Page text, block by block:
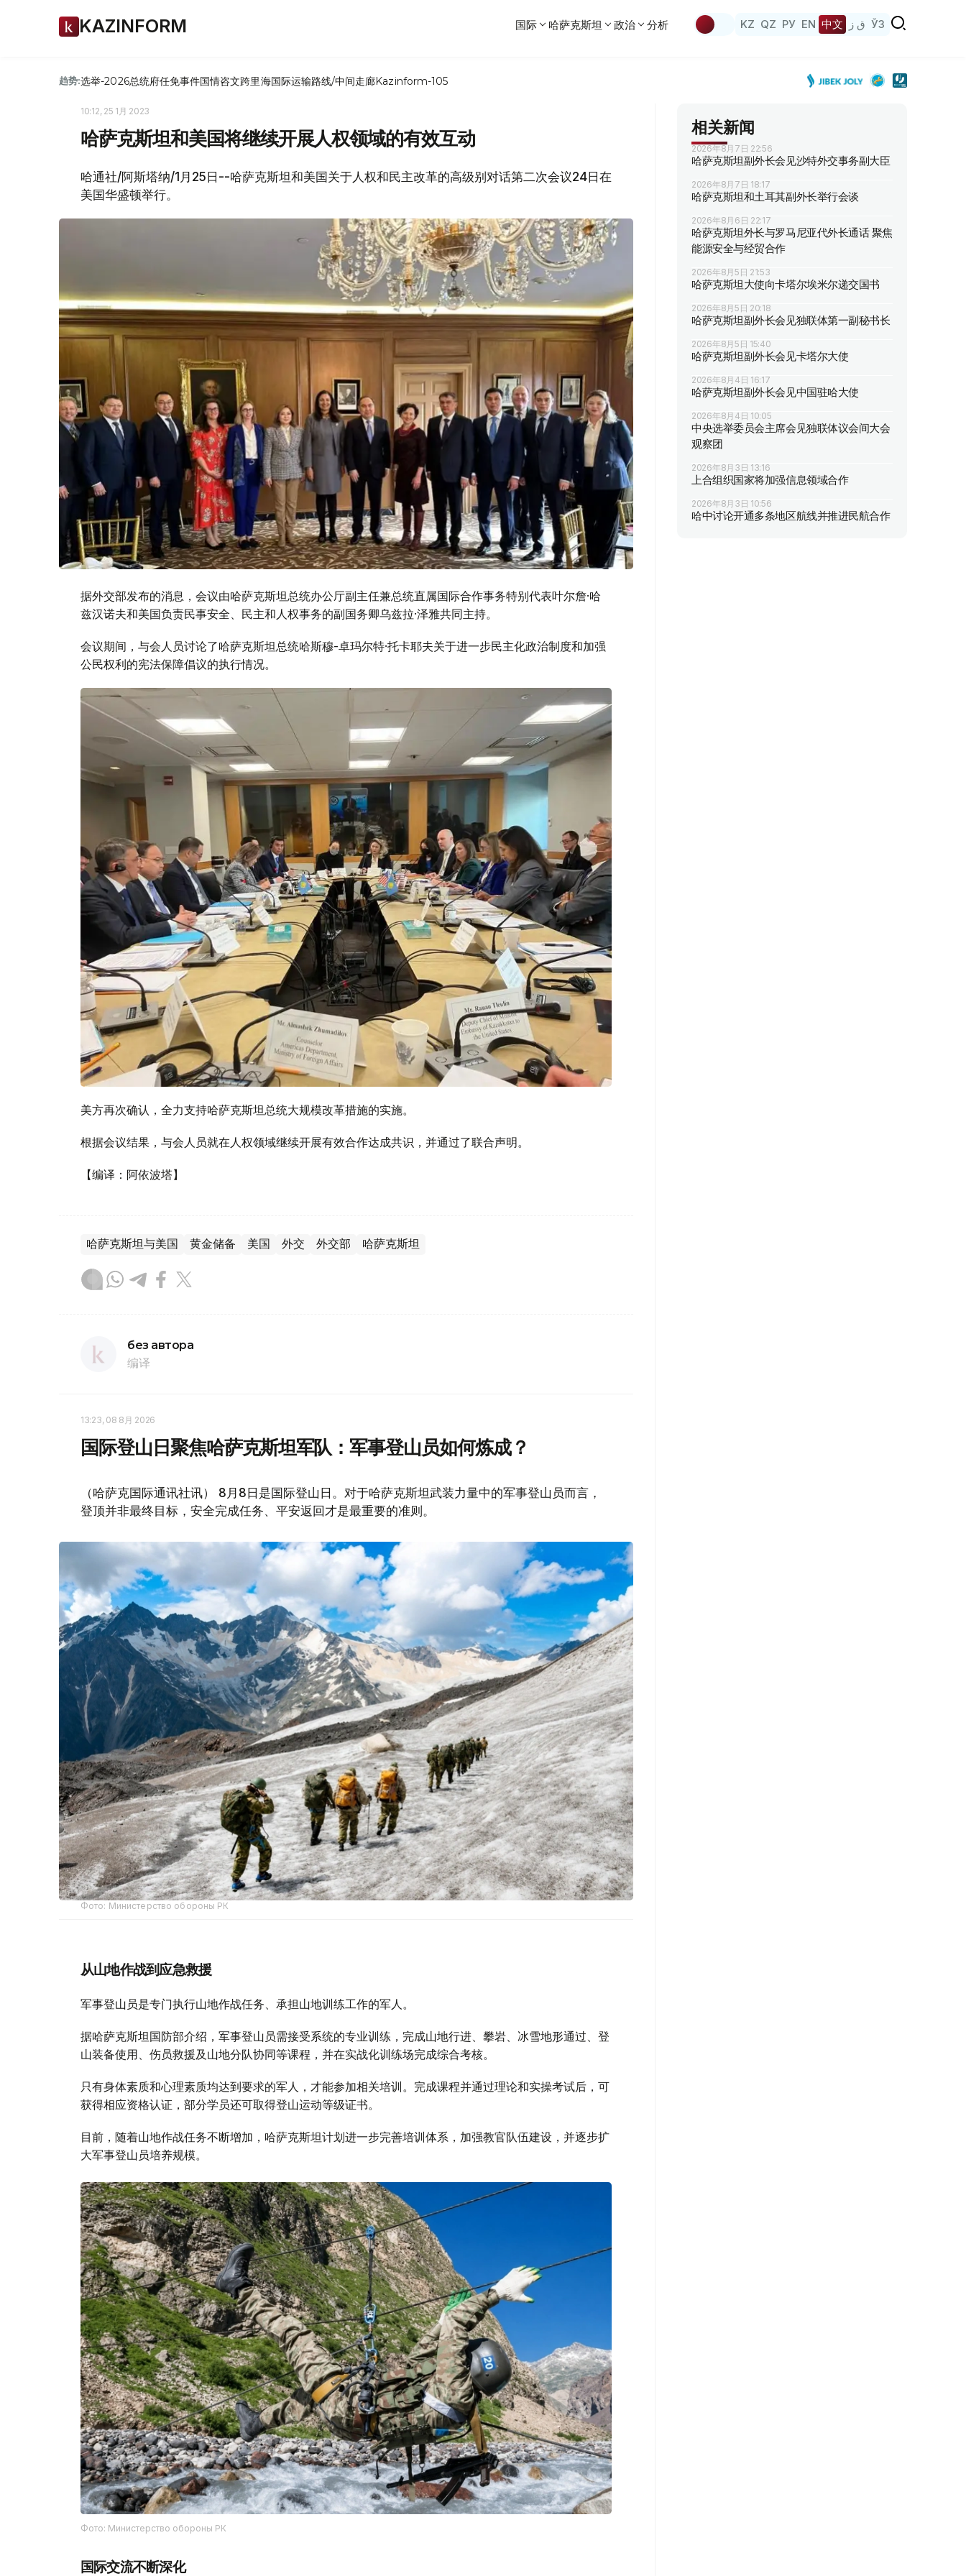
KAZINFORM 国际 哈萨克斯坦 政治 分析 KZ QZ РУ EN 中文 ق ز ЎЗ
趋势:选举-2026总统府任免事件国情咨文跨里海国际运输路线/中间走廊Kazinform-105
10:12, 25 1月 2023
哈萨克斯坦和美国将继续开展人权领域的有效互动
哈通社/阿斯塔纳/1月25日--哈萨克斯坦和美国关于人权和民主改革的高级别对话第二次会议24日在
美国华盛顿举行。
据外交部发布的消息，会议由哈萨克斯坦总统办公厅副主任兼总统直属国际合作事务特别代表叶尔詹·哈
兹汉诺夫和美国负责民事安全、民主和人权事务的副国务卿乌兹拉·泽雅共同主持。
会议期间，与会人员讨论了哈萨克斯坦总统哈斯穆-卓玛尔特·托卡耶夫关于进一步民主化政治制度和加强
公民权利的宪法保障倡议的执行情况。
美方再次确认，全力支持哈萨克斯坦总统大规模改革措施的实施。
根据会议结果，与会人员就在人权领域继续开展有效合作达成共识，并通过了联合声明。
【编译：阿依波塔】
哈萨克斯坦与美国 黄金储备 美国 外交 外交部 哈萨克斯坦
без автора
编译
13:23, 08 8月 2026
国际登山日聚焦哈萨克斯坦军队：军事登山员如何炼成？
（哈萨克国际通讯社讯） 8月8日是国际登山日。对于哈萨克斯坦武装力量中的军事登山员而言，
登顶并非最终目标，安全完成任务、平安返回才是最重要的准则。
Фото: Министерство обороны РК
从山地作战到应急救援
军事登山员是专门执行山地作战任务、承担山地训练工作的军人。
据哈萨克斯坦国防部介绍，军事登山员需接受系统的专业训练，完成山地行进、攀岩、冰雪地形通过、登
山装备使用、伤员救援及山地分队协同等课程，并在实战化训练场完成综合考核。
只有身体素质和心理素质均达到要求的军人，才能参加相关培训。完成课程并通过理论和实操考试后，可
获得相应资格认证，部分学员还可取得登山运动等级证书。
目前，随着山地作战任务不断增加，哈萨克斯坦计划进一步完善培训体系，加强教官队伍建设，并逐步扩
大军事登山员培养规模。
Фото: Министерство обороны РК
国际交流不断深化
相关新闻
2026年8月7日 22:56
哈萨克斯坦副外长会见沙特外交事务副大臣
2026年8月7日 18:17
哈萨克斯坦和土耳其副外长举行会谈
2026年8月6日 22:17
哈萨克斯坦外长与罗马尼亚代外长通话 聚焦
能源安全与经贸合作
2026年8月5日 21:53
哈萨克斯坦大使向卡塔尔埃米尔递交国书
2026年8月5日 20:18
哈萨克斯坦副外长会见独联体第一副秘书长
2026年8月5日 15:40
哈萨克斯坦副外长会见卡塔尔大使
2026年8月4日 16:17
哈萨克斯坦副外长会见中国驻哈大使
2026年8月4日 10:05
中央选举委员会主席会见独联体议会间大会
观察团
2026年8月3日 13:16
上合组织国家将加强信息领域合作
2026年8月3日 10:56
哈中讨论开通多条地区航线并推进民航合作